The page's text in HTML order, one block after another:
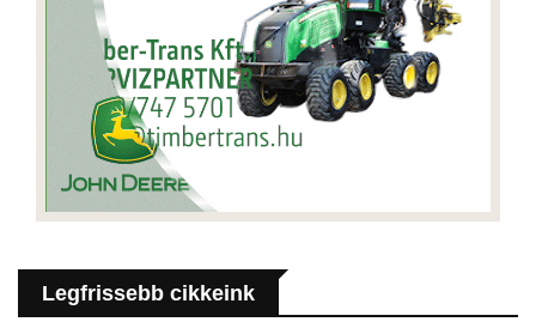
Legfrissebb cikkeink